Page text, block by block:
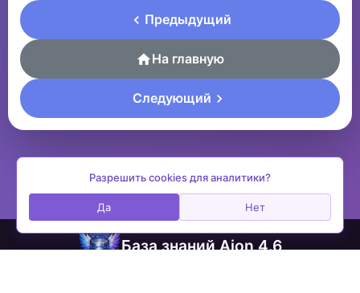
Предыдущий
На главную
Следующий
База знаний Aion 4.6
Разрешить cookies для аналитики?
Да Нет